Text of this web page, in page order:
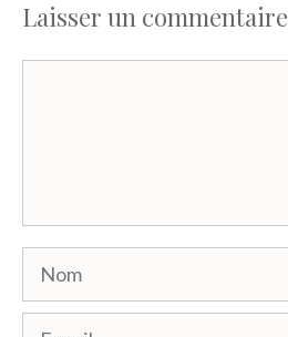
Laisser un commentaire
Nom